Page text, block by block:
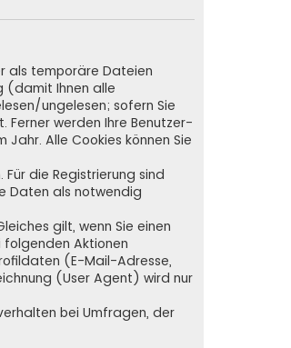
als temporäre Dateien
(damit Ihnen alle
ungelesen; sofern Sie
werden Ihre Benutzer-
Alle Cookies können Sie
die Registrierung sind
Daten als notwendig
gilt, wenn Sie einen
folgenden Aktionen
(E-Mail-Adresse,
(User Agent) wird nur
bei Umfragen, der